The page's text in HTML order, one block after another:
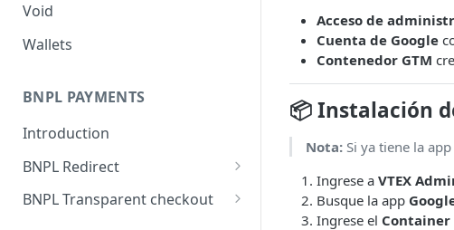
Void
Wallets
BNPL PAYMENTS
Introduction
BNPL Redirect
Embedded integration
BNPL Transparent checkout
Acceso de
Cuenta de Google
Contenedor GTM
📦 Instalación
Nota: Si ya tiene la
Ingrese a VTEX
Busque la app
Ingrese el Container